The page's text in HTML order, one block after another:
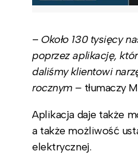
– Około 130 tysięcy
poprzez aplikację,
daliśmy klientowi
rocznym –tłumaczy
Aplikacja daje także
a także możliwość
elektrycznej.